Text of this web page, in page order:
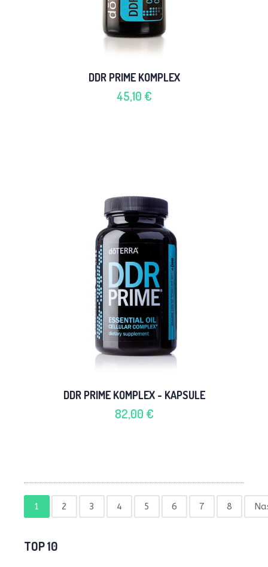
DDR PRIME KOMPLEX
45,10 €
DDR PRIME KOMPLEX - KAPSULE
82,00 €
1 2 3 4 5 6 7 8
TOP 10